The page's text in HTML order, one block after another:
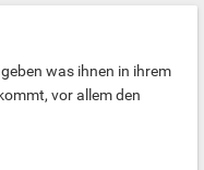
was ihnen in ihrem
vor allem den